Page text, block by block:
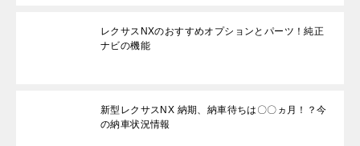
レクサスNXのおすすめオプションとパーツ！純正
ナビの機能
新型レクサスNX 納期、納車待ちは〇〇ヵ月！？今
の納車状況情報